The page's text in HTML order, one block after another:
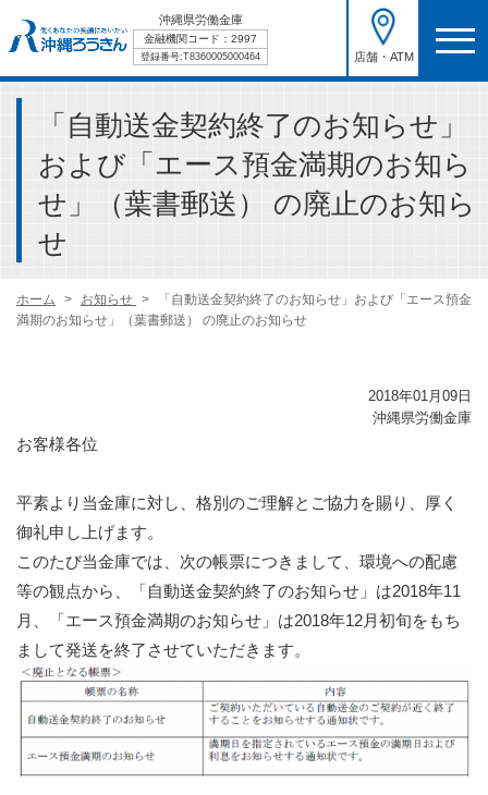
沖縄県労働金庫
金融機関コード：2997
登録番号:T8360005000464 店舗・ATM
「自動送金契約終了のお知らせ」
および「エース預金満期のお知ら
せ」（葉書郵送） の廃止のお知ら
せ
ホーム お知らせ
「自動送金契約終了のお知らせ」および「エース預金
満期のお知らせ」（葉書郵送） の廃止のお知らせ
2018年01月09日
沖縄県労働金庫
お客様各位
平素より当金庫に対し、格別のご理解とご協力を賜り、厚く
御礼申し上げます。
このたび当金庫では、次の帳票につきまして、環境への配慮
等の観点から、「自動送金契約終了のお知らせ」は2018年11
月、「エース預金満期のお知らせ」は2018年12月初旬をもち
まして発送を終了させていただきます。